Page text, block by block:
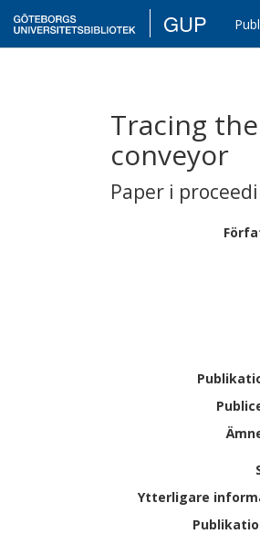
GUP
Tracing
conveyor
Paper i
Ytterligare